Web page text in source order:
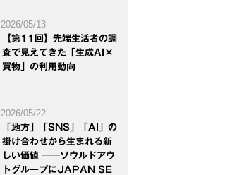
2026/05/13
【第11回】先端生活者の調
査で見えてきた「生成AI×
買物」の利用動向
2026/05/22
「地方」「SNS」「AI」の
掛け合わせから生まれる新
しい価値 ──ソウルドアウ
トグループにJAPAN SE